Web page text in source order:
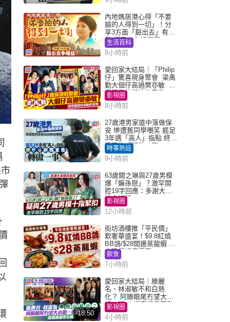
內地媽居港心得「不要
臉的人得到一切」！分
享3方面「豁出去」有著
數 網民：你好厲害
生活百科
8小時前
愛回家大結局｜「Philip
仔」驚喜現身聚會 梁禹
勤大個仔高過樊亦敏 超
乖黐實林淑敏許家傑
影視圈
8小時前
27歲港男家道中落做保
安 慘遭舊同學嘲笑 捱足
3年遇「高人」指點 終辭
職宣告「轉做一事」｜
Juicy叮
時事熱話
9小時前
63歲關之琳與27歲男模
爆「嫲孫戀」？激罕開
腔19字回應：多謝大家
掛念近況
影視圈
12小時前
街坊酒樓推「平民價」
歎奢華盛宴！$9.8紅燒
BB鴿/$28開邊蒸龍蝦 3
大晚餐超值優惠
飲食
7小時前
18:50
愛回家大結局｜滕麗
名、林淑敏不和白熱
化？ 阿滕眼尾冇望大小
姐一眼 商場直播零互動
影視圈
4小時前